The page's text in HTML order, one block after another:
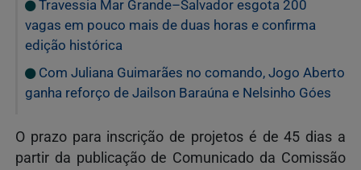
Travessia Mar Grande–Salvador esgota 200
vagas em pouco mais de duas horas e confirma
edição histórica
Com Juliana Guimarães no comando, Jogo Aberto
ganha reforço de Jailson Baraúna e Nelsinho Góes
O prazo para inscrição de projetos é de 45 dias a
partir da publicação de Comunicado da Comissão